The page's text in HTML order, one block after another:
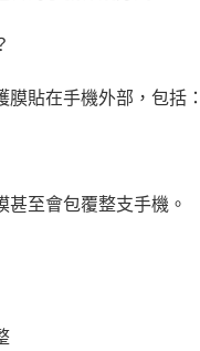
膜貼在手機外部，包括：
甚至會包覆整支手機。